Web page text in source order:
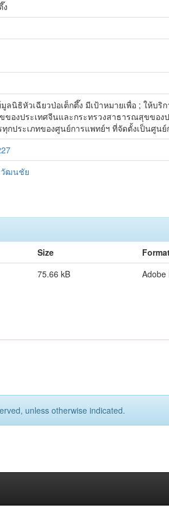
ง
นิธิหัวเฉียวป่อเต็กตึ๊ง มีเป้าหมายเพื่อ ; ให้
งประเทศจีนและกระทรวงสาธารณสุขของ
กประเภทของศูนย์การแพทย์ฯ ที่จัดตั้งเป็นศูน
วัฒนชัย
Size
75.66 kB Adobe
unless otherwise indicated.